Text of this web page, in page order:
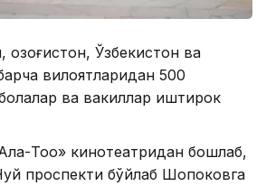
Ўзбекистон ва
вилоятларидан 500
ва вакиллар иштирок
Тоо» кинотеатридан бошлаб,
проспекти бўйлаб Шопоковга